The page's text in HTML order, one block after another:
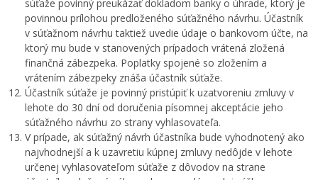
súťaže povinný preukázať dokladom banky o úhrade, ktorý je
povinnou prílohou predloženého súťažného návrhu. Účastník
v súťažnom návrhu taktiež uvedie údaje o bankovom účte, na
ktorý mu bude v stanovených prípadoch vrátená zložená
finančná zábezpeka. Poplatky spojené so zložením a
vrátením zábezpeky znáša účastník súťaže.
Účastník súťaže je povinný pristúpiť k uzatvoreniu zmluvy v
lehote do 30 dní od doručenia písomnej akceptácie jeho
súťažného návrhu zo strany vyhlasovateľa.
V prípade, ak súťažný návrh účastníka bude vyhodnotený ako
najvhodnejší a k uzavretiu kúpnej zmluvy nedôjde v lehote
určenej vyhlasovateľom súťaže z dôvodov na strane